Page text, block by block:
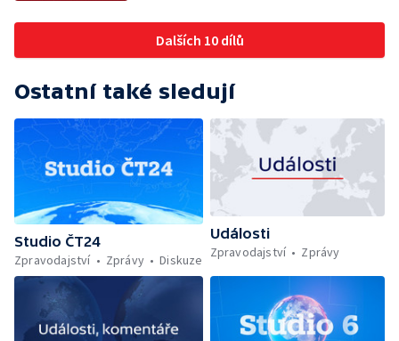
Dalších 10 dílů
Ostatní také sledují
Studio ČT24
Zpravodajství
Zprávy Diskuze
Události
Zpravodajství
Zprávy